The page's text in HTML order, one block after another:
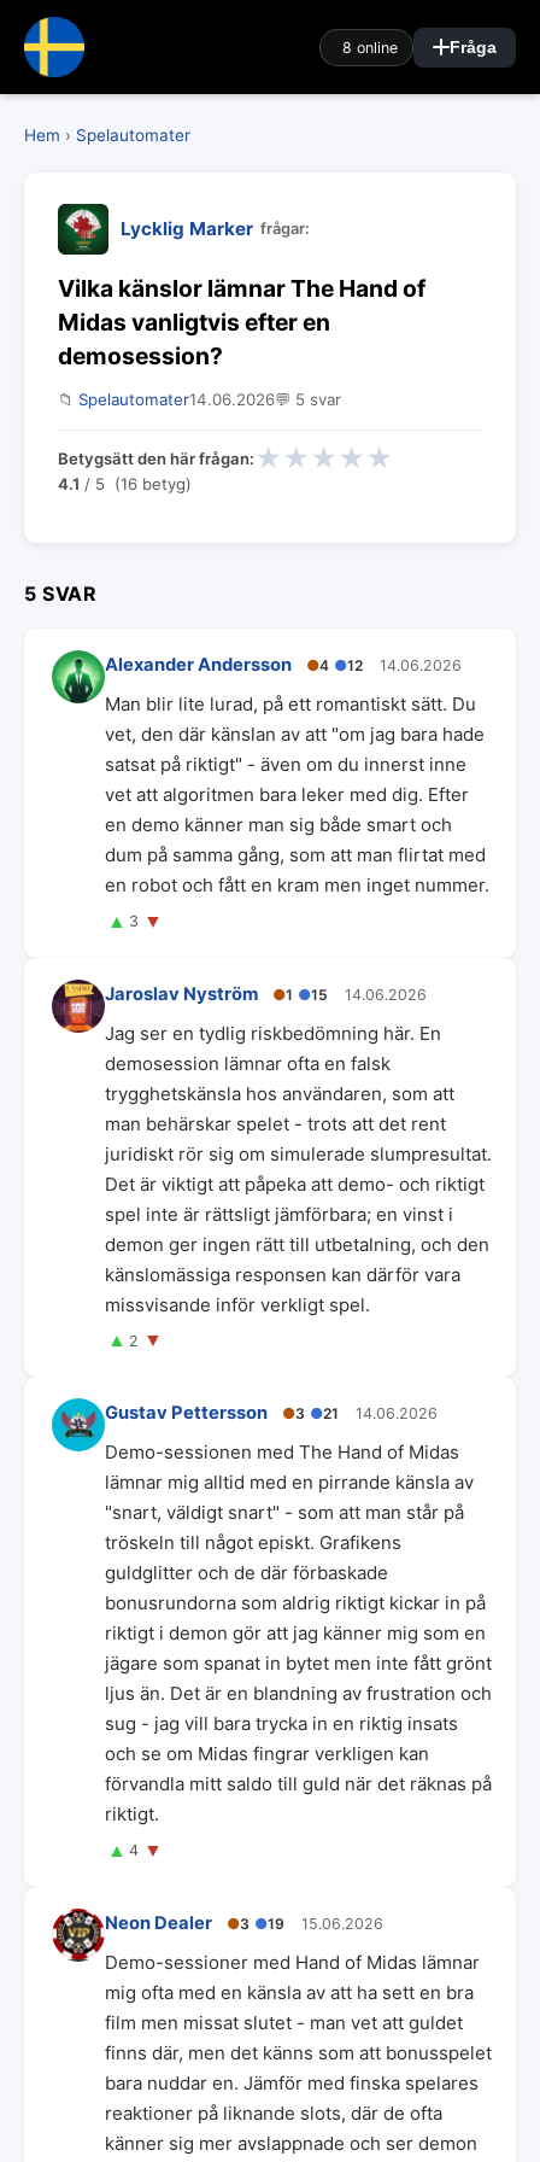
8 online Fråga
Hem › Spelautomater
Lycklig Marker frågar:
Vilka känslor lämnar The Hand of
Midas vanligtvis efter en
demosession?
📁 Spelautomater14.06.2026💬 5 svar
Betygsätt den här frågan: ★ ★ ★ ★ ★
4.1 / 5 (16 betyg)
5 SVAR
Alexander Andersson ●4 ●12 14.06.2026
Man blir lite lurad, på ett romantiskt sätt. Du
vet, den där känslan av att "om jag bara hade
satsat på riktigt" - även om du innerst inne
vet att algoritmen bara leker med dig. Efter
en demo känner man sig både smart och
dum på samma gång, som att man flirtat med
en robot och fått en kram men inget nummer.
▲ 3 ▼
Jaroslav Nyström ●1 ●15 14.06.2026
Jag ser en tydlig riskbedömning här. En
demosession lämnar ofta en falsk
trygghetskänsla hos användaren, som att
man behärskar spelet - trots att det rent
juridiskt rör sig om simulerade slumpresultat.
Det är viktigt att påpeka att demo- och riktigt
spel inte är rättsligt jämförbara; en vinst i
demon ger ingen rätt till utbetalning, och den
känslomässiga responsen kan därför vara
missvisande inför verkligt spel.
▲ 2 ▼
Gustav Pettersson ●3 ●21 14.06.2026
Demo-sessionen med The Hand of Midas
lämnar mig alltid med en pirrande känsla av
"snart, väldigt snart" - som att man står på
tröskeln till något episkt. Grafikens
guldglitter och de där förbaskade
bonusrundorna som aldrig riktigt kickar in på
riktigt i demon gör att jag känner mig som en
jägare som spanat in bytet men inte fått grönt
ljus än. Det är en blandning av frustration och
sug - jag vill bara trycka in en riktig insats
och se om Midas fingrar verkligen kan
förvandla mitt saldo till guld när det räknas på
riktigt.
▲ 4 ▼
Neon Dealer ●3 ●19 15.06.2026
Demo-sessioner med Hand of Midas lämnar
mig ofta med en känsla av att ha sett en bra
film men missat slutet - man vet att guldet
finns där, men det känns som att bonusspelet
bara nuddar en. Jämför med finska spelares
reaktioner på liknande slots, där de ofta
känner sig mer avslappnade och ser demon